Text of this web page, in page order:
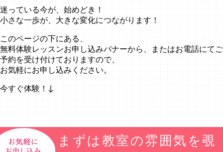
迷っている今が、始めどき！
小さな一歩が、大きな変化につながります！
このページの下にある、
無料体験レッスンお申し込みバナーから、またはお電話にてご
予約を受け付けておりますので、
お気軽にお申し込みください。
今すぐ体験！↓
まずは教室の雰囲気を覗